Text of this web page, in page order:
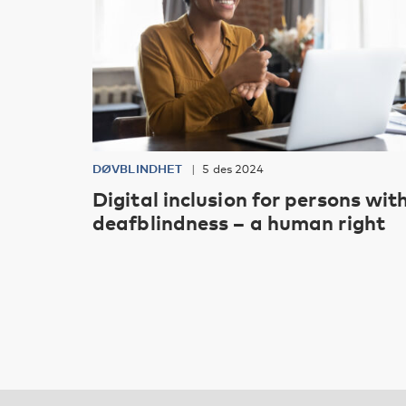
DØVBLINDHET 5 des 2024
Digital inclusion for persons
deafblindness – a human right